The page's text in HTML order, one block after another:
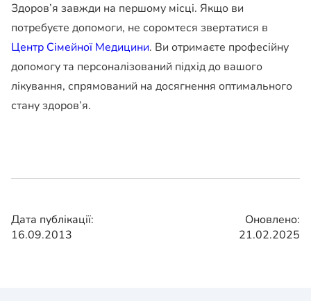
Здоров’я завжди на першому місці. Якщо ви
потребуєте допомоги, не соромтеся звертатися в
Центр Сімейної Медицини. Ви отримаєте професійну
допомогу та персоналізований підхід до вашого
лікування, спрямований на досягнення оптимального
стану здоров’я.
Дата публікації:
16.09.2013
Оновлено:
21.02.2025